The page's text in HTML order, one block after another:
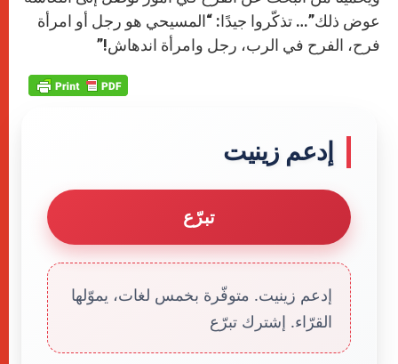
عوض ذلك”… تذكّروا جيدًا: “المسيحي هو رجل أو امرأة
فرح، الفرح في الرب، رجل وامرأة اندهاش!”
إدعم زينيت
تبرّع
إدعم زينيت. متوفّرة بخمس لغات، يموّلها
القرّاء. إشترك تبرّع